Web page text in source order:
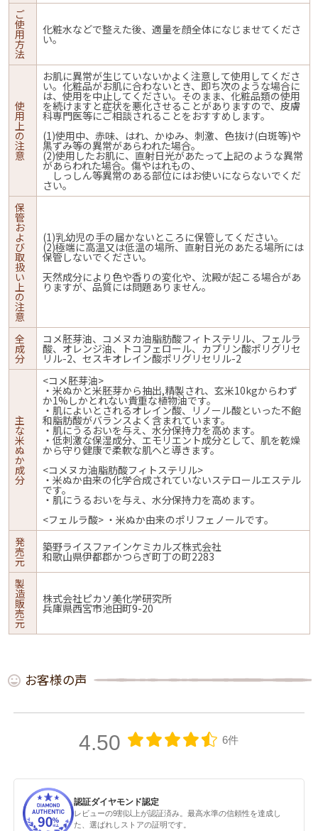
ご
使
用
方
法
化粧水などで整えた後、適量を顔全体になじませてくださ
い。
使
用
上
の
注
意
お肌に異常が生じていないかよく注意して使用してくださ
い。化粧品がお肌に合わないとき、即ち次のような場合に
は、使用を中止してください。そのまま、化粧品類の使用
を続けますと症状を悪化させることがありますので、皮膚
科専門医等にご相談されることをおすすめします。
(1)使用中、赤味、はれ、かゆみ、刺激、色抜け(白斑等)や
黒ずみ等の異常があらわれた場合。
(2)使用したお肌に、直射日光があたって上記のような異常
があらわれた場合。傷やはれもの、
しっしん等異常のある部位にはお使いにならないでくだ
さい。
保
管
お
よ
び
取
扱
い
上
の
注
意
(1)乳幼児の手の届かないところに保管してください。
(2)極端に高温又は低温の場所、直射日光のあたる場所には
保管しないでください。
天然成分により色や香りの変化や、沈殿が起こる場合があ
りますが、品質には問題ありません。
全
成
分
コメ胚芽油、コメヌカ油脂肪酸フィトステリル、フェルラ
酸、オレンジ油、トコフェロール、カプリン酸ポリグリセ
リル-2、セスキオレイン酸ポリグリセリル-2
主
な
米
ぬ
か
成
分
<コメ胚芽油>
・米ぬかと米胚芽から抽出,精製され、玄米10kgからわず
か1%しかとれない貴重な植物油です。
・肌によいとされるオレイン酸、リノール酸といった不飽
和脂肪酸がバランスよく含まれています。
・肌にうるおいを与え、水分保持力を高めます。
・低刺激な保湿成分、エモリエント成分として、肌を乾燥
から守り健康で柔軟な肌へと導きます。
<コメヌカ油脂肪酸フィトステリル>
・米ぬか由来の化学合成されていないステロールエステル
です。
・肌にうるおいを与え、水分保持力を高めます。
<フェルラ酸> ・米ぬか由来のポリフェノールです。
発
売
元
築野ライスファインケミカルズ株式会社
和歌山県伊都郡かつらぎ町丁の町2283
製
造
販
売
元
株式会社ピカソ美化学研究所
兵庫県西宮市池田町9-20
お客様の声
4.50 6件
認証ダイヤモンド認定
レビューの9割以上が認証済み。最高水準の信頼性を達成し
た、選ばれしストアの証明です。